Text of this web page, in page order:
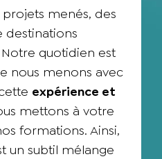
menés, des
destinations
quotidien est
nous menons avec
expérience et
mettons à votre
formations. Ainsi,
un subtil mélange